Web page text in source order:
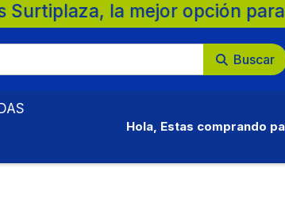
tu familia. 💚 🛒
Buscar
Hola, Estas comprando